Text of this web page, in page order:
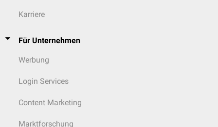
Karriere
Für Unternehmen
Werbung
Login Services
Content Marketing
Marktforschung